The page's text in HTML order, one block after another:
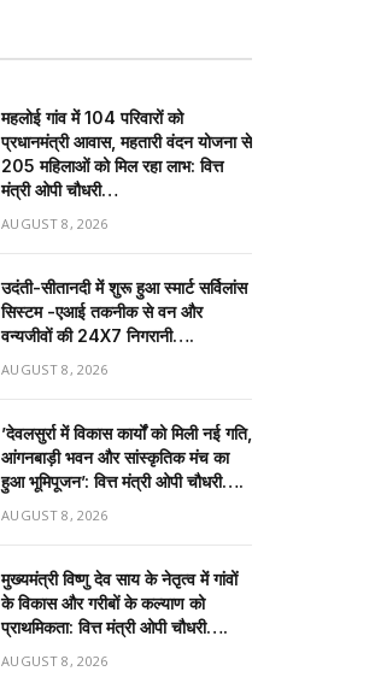
महलोई गांव में 104 परिवारों को
प्रधानमंत्री आवास, महतारी वंदन योजना से
205 महिलाओं को मिल रहा लाभ: वित्त
मंत्री ओपी चौधरी…
AUGUST 8, 2026
उदंती-सीतानदी में शुरू हुआ स्मार्ट सर्विलांस
सिस्टम -एआई तकनीक से वन और
वन्यजीवों की 24X7 निगरानी….
AUGUST 8, 2026
’देवलसुर्रा में विकास कार्यों को मिली नई गति,
आंगनबाड़ी भवन और सांस्कृतिक मंच का
हुआ भूमिपूजन’: वित्त मंत्री ओपी चौधरी….
AUGUST 8, 2026
मुख्यमंत्री विष्णु देव साय के नेतृत्व में गांवों
के विकास और गरीबों के कल्याण को
प्राथमिकता: वित्त मंत्री ओपी चौधरी….
AUGUST 8, 2026